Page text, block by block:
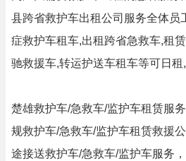
县跨省救护车出租公司服务全体员
症救护车租车,出租跨省急救车,租
驰救援车,转运护送车租车等可日租
楚雄救护车/急救车/监护车租赁服
规救护车/急救车/监护车租赁救援
途接送救护车/急救车/监护车服务